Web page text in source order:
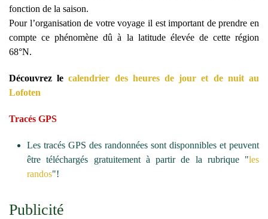
fonction de la saison.
Pour l’organisation de votre voyage il est important de prendre en
compte ce phénomène dû à la latitude élevée de cette région
68°N.
Découvrez lecalendrier des heures de jour et de nuit au
Lofoten
Tracés GPS
Les tracés GPS des randonnées sont disponnibles et peuvent
être téléchargés gratuitement à partir de la rubrique "les
randos"!
Publicité